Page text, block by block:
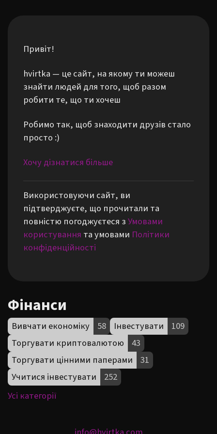
Привіт!
hvirtka — це сайт, на якому ти можеш
знайти людей для того, щоб разом
робити те, що ти хочеш
Робимо так, щоб знаходити друзів стало
просто :)
Хочу дізнатися більше
Використовуючи сайт, ви
підтверджуєте, що прочитали та
повністю погоджуєтеся зУмовами
користування та умовами Політики
конфіденційності
Фінанси
Вивчати економіку 58 Інвестувати
109
Торгувати криптовалютою
43
Торгувати цінними паперами
31
Учитися інвестувати
252
Усі категорії